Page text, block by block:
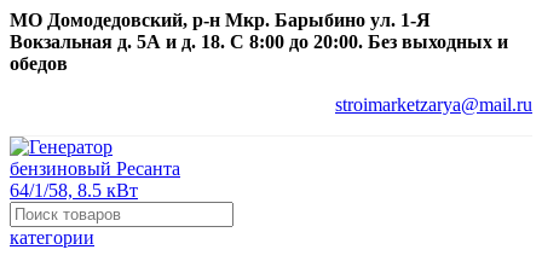
МО Домодедовский, р-н Мкр. Барыбино ул. 1-Я
Вокзальная д. 5А и д. 18. С 8:00 до 20:00. Без выходных и
обедов
stroimarketzarya@mail.ru
категории